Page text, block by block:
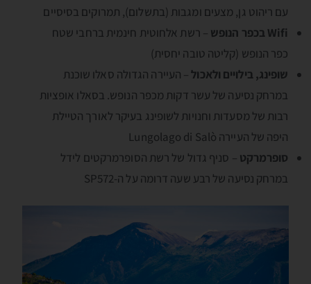
עם ריהוט גן, מצעים ומגבות (בתשלום), תמרוקים בסיסיים
Wifi בכפר הנופש
– רשת אלחוטית חינמית ברחבי שטח
כפר הנופש (קליטה טובה יחסית)
שופינג, בילויים ולאכול– העיירה הגדולה סאלו שוכנת
במרחק נסיעה של עשר דקות מכפר הנופש. בסאלו אופציות
רבות של מסעדות וחנויות לשופינג בעיקר לאורך הטיילת
היפה של העיירה Lungolago di Salò
סופרמרקט – סניף גדול של רשת הסופרמרקטים לידל
במרחק נסיעה של רבע שעה דרומה על ה-SP572